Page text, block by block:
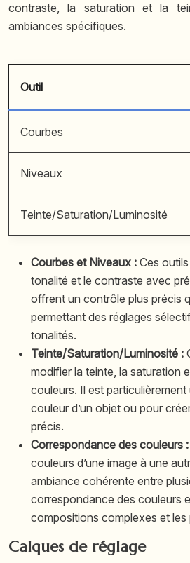
contraste, la saturation et la
ambiances spécifiques.
Outil
Courbes
Niveaux
Teinte/Saturation/Luminosité
Courbes et Niveaux : Ces
tonalité et le contraste avec
offrent un contrôle plus précis
permettant des réglages
tonalités.
Teinte/Saturation/Luminosité :
modifier la teinte, la saturation
couleurs. Il est particulièrement
couleur d’un objet ou pour
précis.
Correspondance des couleurs :
couleurs d’une image à une
ambiance cohérente entre
correspondance des couleurs
compositions complexes et
Calques de réglage